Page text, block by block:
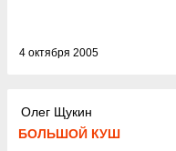
4 октября 2005
Олег Щукин
БОЛЬШОЙ КУШ